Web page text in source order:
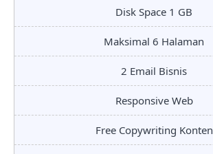
Disk Space 1 GB
Maksimal 6 Halaman
2 Email Bisnis
Responsive Web
Free Copywriting Konten